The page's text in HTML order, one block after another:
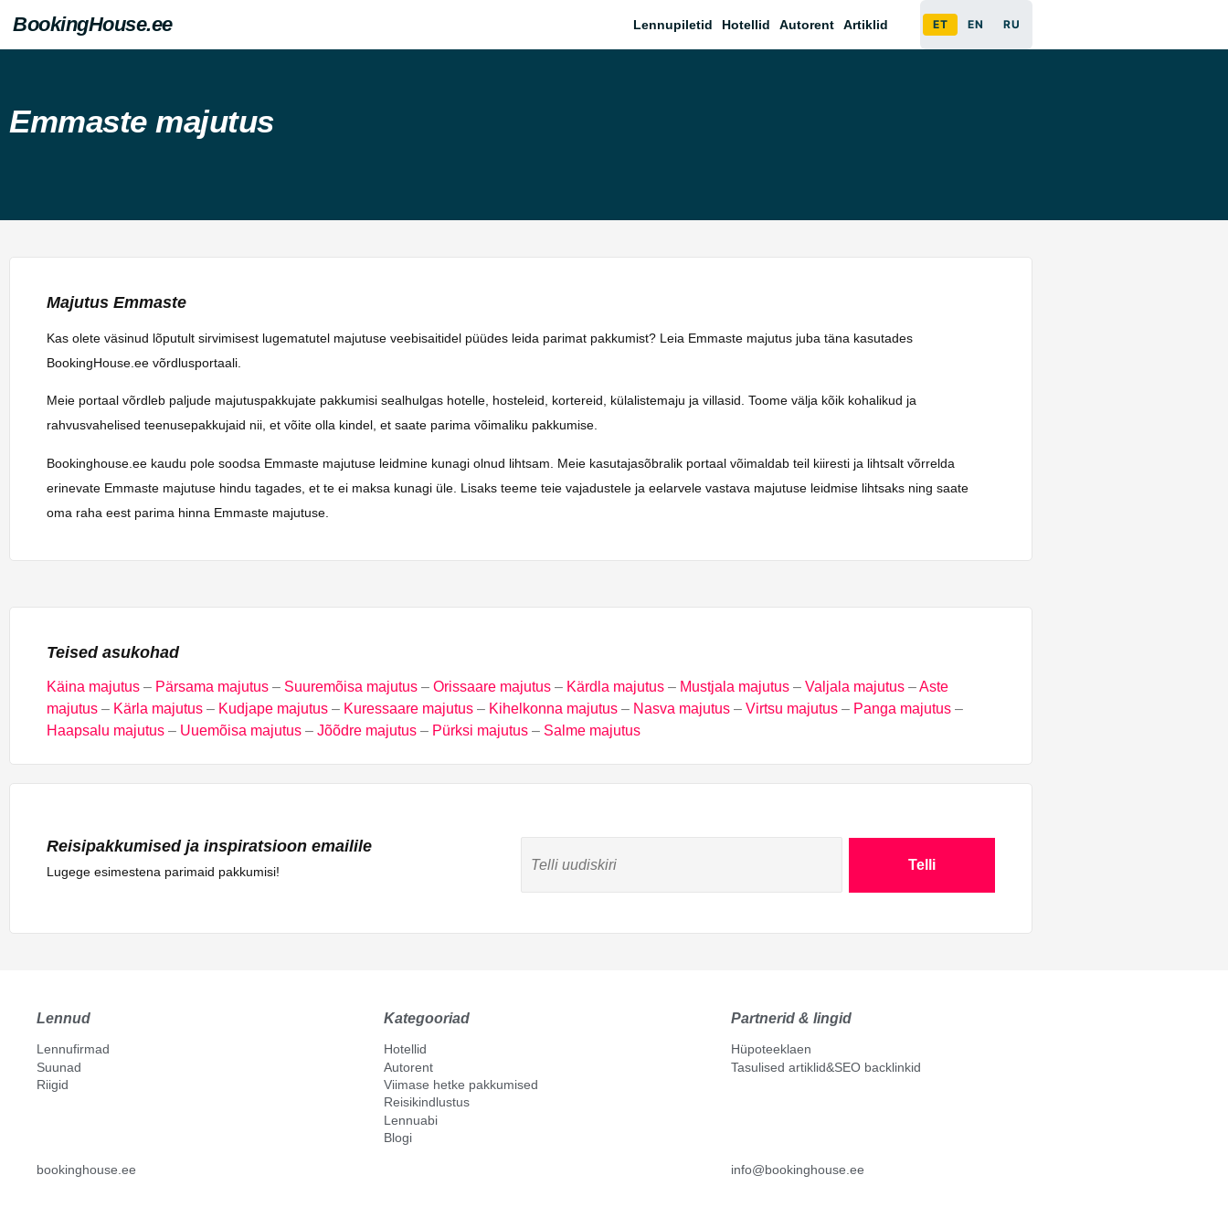
BookingHouse.ee Lennupiletid Hotellid Autorent Artiklid ET EN RU
Emmaste majutus
Majutus Emmaste
Kas olete väsinud lõputult sirvimisest lugematutel majutuse veebisaitidel püüdes leida parimat pakkumist? Leia Emmaste majutus juba täna kasutades
BookingHouse.ee võrdlusportaali.
Meie portaal võrdleb paljude majutuspakkujate pakkumisi sealhulgas hotelle, hosteleid, kortereid, külalistemaju ja villasid. Toome välja kõik kohalikud ja
rahvusvahelised teenusepakkujaid nii, et võite olla kindel, et saate parima võimaliku pakkumise.
Bookinghouse.ee kaudu pole soodsa Emmaste majutuse leidmine kunagi olnud lihtsam. Meie kasutajasõbralik portaal võimaldab teil kiiresti ja lihtsalt võrrelda
erinevate Emmaste majutuse hindu tagades, et te ei maksa kunagi üle. Lisaks teeme teie vajadustele ja eelarvele vastava majutuse leidmise lihtsaks ning saate
oma raha eest parima hinna Emmaste majutuse.
Teised asukohad
Käina majutus – Pärsama majutus – Suuremõisa majutus – Orissaare majutus – Kärdla majutus – Mustjala majutus – Valjala majutus –Aste
majutus – Kärla majutus – Kudjape majutus – Kuressaare majutus – Kihelkonna majutus – Nasva majutus – Virtsu majutus – Panga majutus –
Haapsalu majutus – Uuemõisa majutus – Jõõdre majutus – Pürksi majutus – Salme majutus
Reisipakkumised ja inspiratsioon emailile
Lugege esimestena parimaid pakkumisi! Telli
Lennud
Lennufirmad
Suunad
Riigid
Kategooriad
Hotellid
Autorent
Viimase hetke pakkumised
Reisikindlustus
Lennuabi
Blogi
Partnerid & lingid
Hüpoteeklaen
Tasulised artiklid&SEO backlinkid
bookinghouse.ee info@bookinghouse.ee